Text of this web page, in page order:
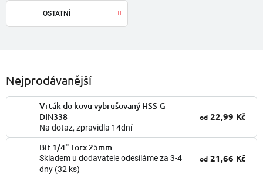
OSTATNÍ
Nejprodávanější
Vrták do kovu vybrušovaný HSS-G
DIN338
Na dotaz, zpravidla 14dní
od 22,99 Kč
Bit 1/4" Torx 25mm
Skladem u dodavatele odesíláme za 3-4
dny (32 ks)
od 21,66 Kč